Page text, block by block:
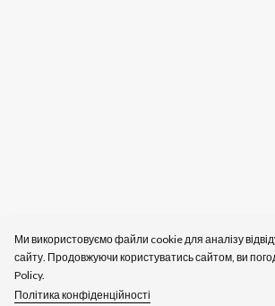
Ми використовуємо файли cookie для аналізу
сайту. Продовжуючи користуватись сайтом, ви
Policy.
Політика конфіденційності